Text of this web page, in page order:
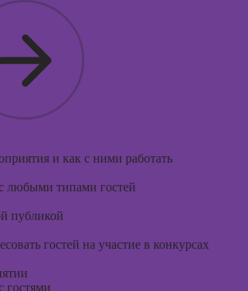
и как с ними работать
любыми типами гостей
публикой
гостей на участие в конкурсах
гостями